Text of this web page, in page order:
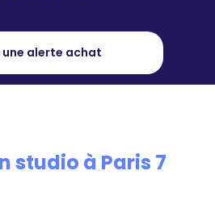
une alerte achat
studio à Paris 7